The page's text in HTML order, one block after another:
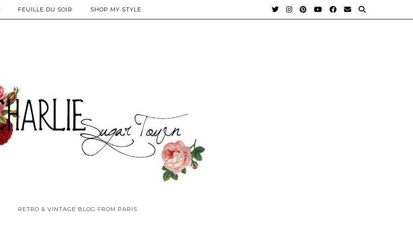
RETRO & VINTAGE BLOG FROM PARIS
FEUILLE DU SOIR SHOP MY STYLE